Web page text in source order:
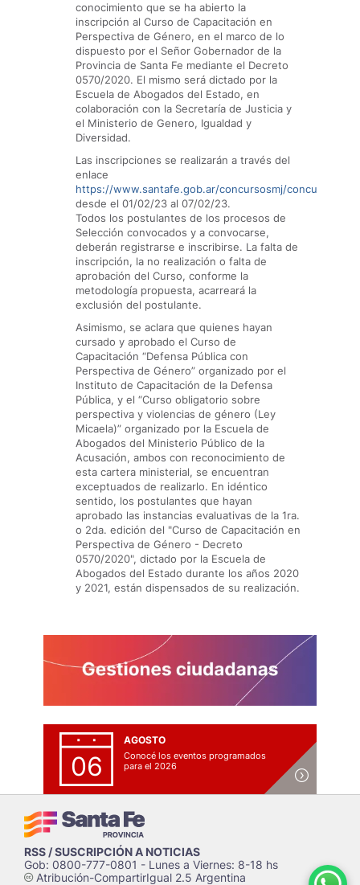
conocimiento que se ha abierto la
inscripción al Curso de Capacitación en
Perspectiva de Género, en el marco de lo
dispuesto por el Señor Gobernador de la
Provincia de Santa Fe mediante el Decreto
0570/2020. El mismo será dictado por la
Escuela de Abogados del Estado, en
colaboración con la Secretaría de Justicia y
el Ministerio de Genero, Igualdad y
Diversidad.
Las inscripciones se realizarán a través del
enlace
https://www.santafe.gob.ar/concursosmj/concurso/
desde el 01/02/23 al 07/02/23.
Todos los postulantes de los procesos de
Selección convocados y a convocarse,
deberán registrarse e inscribirse. La falta de
inscripción, la no realización o falta de
aprobación del Curso, conforme la
metodología propuesta, acarreará la
exclusión del postulante.
Asimismo, se aclara que quienes hayan
cursado y aprobado el Curso de
Capacitación “Defensa Pública con
Perspectiva de Género” organizado por el
Instituto de Capacitación de la Defensa
Pública, y el “Curso obligatorio sobre
perspectiva y violencias de género (Ley
Micaela)” organizado por la Escuela de
Abogados del Ministerio Público de la
Acusación, ambos con reconocimiento de
esta cartera ministerial, se encuentran
exceptuados de realizarlo. En idéntico
sentido, los postulantes que hayan
aprobado las instancias evaluativas de la 1ra.
o 2da. edición del "Curso de Capacitación en
Perspectiva de Género - Decreto
0570/2020", dictado por la Escuela de
Abogados del Estado durante los años 2020
y 2021, están dispensados de su realización.
06
AGOSTO
Conocé los eventos programados
para el 2026
RSS / SUSCRIPCIÓN A NOTICIAS
Gob: 0800-777-0801 - Lunes a Viernes: 8-18 hs
cAtribución-CompartirIgual 2.5 Argentina